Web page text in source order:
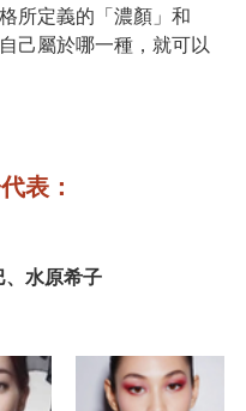
所定義的「濃顏」和
己屬於哪一種，就可以
表：
水原希子